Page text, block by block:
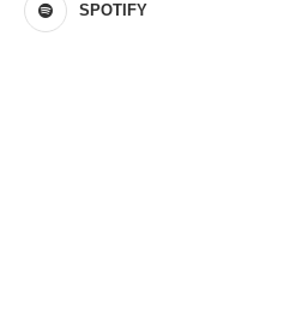
SPOTIFY